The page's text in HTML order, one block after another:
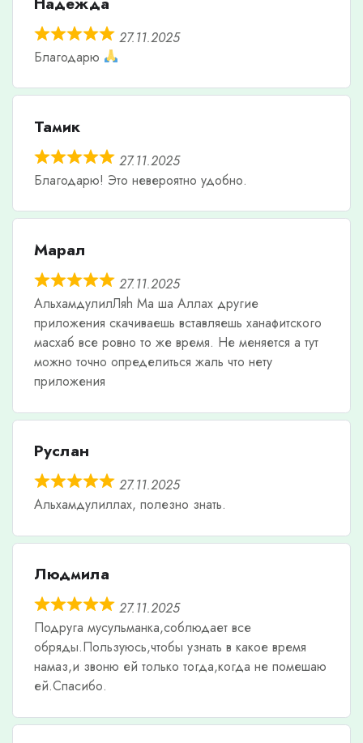
27.11.2025
Благодарю
Тамик
27.11.2025
Благодарю! Это невероятно удобно.
Марал
27.11.2025
АльхамдулилЛяh Ма ша Аллах другие
приложения скачиваешь вставляешь ханафитского
масхаб все ровно то же время. Не меняется а тут
можно точно определиться жаль что нету
приложения
Руслан
27.11.2025
Альхамдулиллах, полезно знать.
Людмила
27.11.2025
Подруга мусульманка,соблюдает все
обряды.Пользуюсь,чтобы узнать в какое время
намаз,и звоню ей только тогда,когда не помешаю
ей.Спасибо.